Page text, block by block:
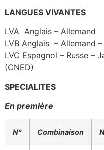
LANGUES VIVANTES
LVA Anglais – Allemand
LVB Anglais – Allemand
LVC Espagnol – Russe –
(CNED)
SPECIALITES
En première
N° Combinaison